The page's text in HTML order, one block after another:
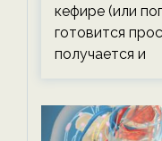
кефире (или
готовится
получается и